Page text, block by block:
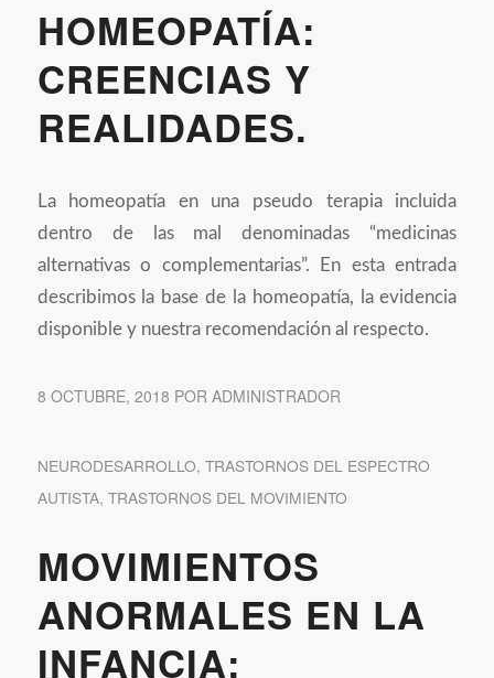
HOMEOPATÍA:
CREENCIAS Y
REALIDADES.
La homeopatía en una pseudo terapia incluida
dentro de las mal denominadas “medicinas
alternativas o complementarias”. En esta entrada
describimos la base de la homeopatía, la evidencia
disponible y nuestra recomendación al respecto.
8 OCTUBRE, 2018 POR ADMINISTRADOR
NEURODESARROLLO, TRASTORNOS DEL ESPECTRO
AUTISTA, TRASTORNOS DEL MOVIMIENTO
MOVIMIENTOS
ANORMALES EN LA
INFANCIA: